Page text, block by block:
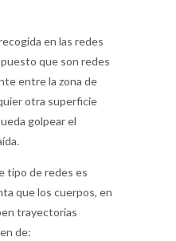
en las redes
que son redes
entre la zona de
otra superficie
golpear el
tipo de redes es
que los cuerpos, en
trayectorias
de: